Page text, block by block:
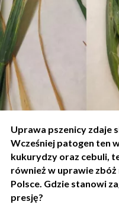
Uprawa pszenicy zdaje
Wcześniej patogen ten
kukurydzy oraz cebuli,
również w uprawie
Polsce. Gdzie stanowi
presję?